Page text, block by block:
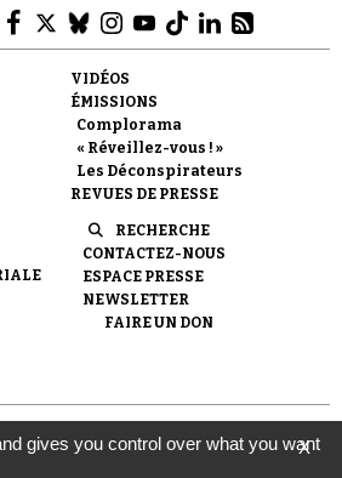
un don
à Vera
VIDÉOS
ÉMISSIONS
Complorama
« Réveillez-vous ! »
Les Déconspirateurs
REVUES DE PRESSE
RECHERCHE
CONTACTEZ-NOUS
ESPACE PRESSE
NEWSLETTER
FAIRE UN DON
Watch | Une réalisation de
(association loi de 1901) avec
pour la Mémoire de la Shoah.
X
gives you control over what you want